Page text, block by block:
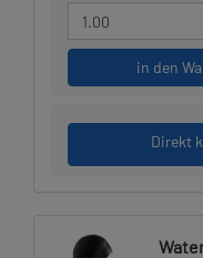
in den
Direkt